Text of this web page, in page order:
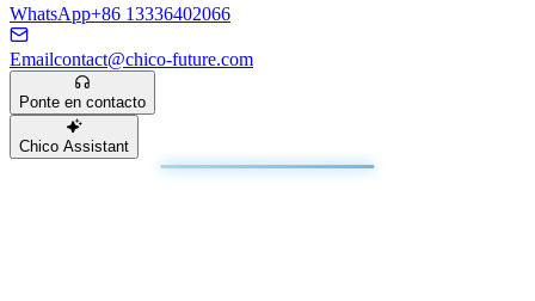
WhatsApp+86 13336402066
Emailcontact@chico-future.com
Ponte en contacto
Chico Assistant